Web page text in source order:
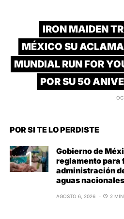
IRON MAIDEN
MÉXICO SU
MUNDIAL RUN FOR
POR SU 50
POR SI TE LO PERDISTE
Gobierno de
reglamento para
administración
aguas nacionales
AGOSTO 6, 2026 2